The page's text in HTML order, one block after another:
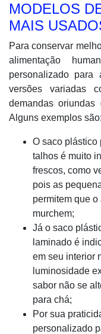
MODELOS
MAIS
Para conservar
alimentação
personalizado para
versões variadas
demandas oriundas
Alguns exemplos são:
O saco plástico
talhos é muito
frescos, como
pois as
permitem que
murchem;
Já o saco
laminado é
em seu interior
luminosidade
sabor não se
para chá;
Por sua
personalizado